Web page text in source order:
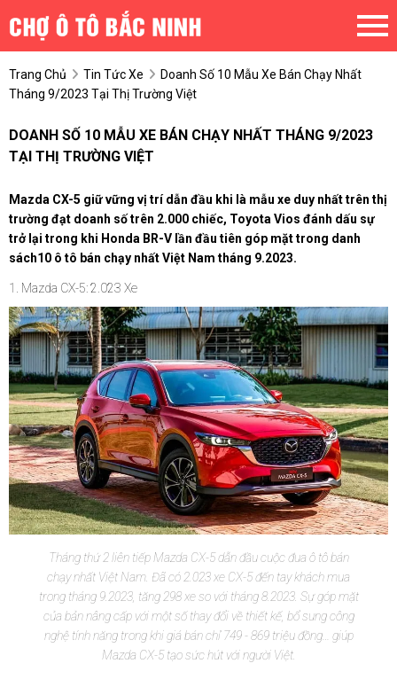
Trang Chủ Tin Tức Xe
Doanh Số 10 Mẫu Xe Bán Chạy Nhất
Tháng 9/2023 Tại Thị Trường Việt
DOANH SỐ 10 MẪU XE BÁN CHẠY NHẤT THÁNG 9/2023
TẠI THỊ TRƯỜNG VIỆT
Mazda CX-5 giữ vững vị trí dẫn đầu khi là mẫu xe duy nhất trên thị
trường đạt doanh số trên 2.000 chiếc, Toyota Vios đánh dấu sự
trở lại trong khi Honda BR-V lần đầu tiên góp mặt trong danh
sách10 ô tô bán chạy nhất Việt Nam tháng 9.2023.
1. Mazda CX-5: 2.023 Xe
Tháng thứ 2 liên tiếp Mazda CX-5 dẫn đầu cuộc đua ô tô bán
chạy nhất Việt Nam. Đã có 2.023 xe CX-5 đến tay khách mua
trong tháng 9.2023, tăng 298 xe so với tháng 8.2023. Sự góp mặt
của bản nâng cấp với một số thay đổi về thiết kế, bổ sung công
nghệ tính năng trong khi giá bán chỉ 749 - 869 triệu đồng… giúp
Mazda CX-5 tạo sức hút với người Việt.